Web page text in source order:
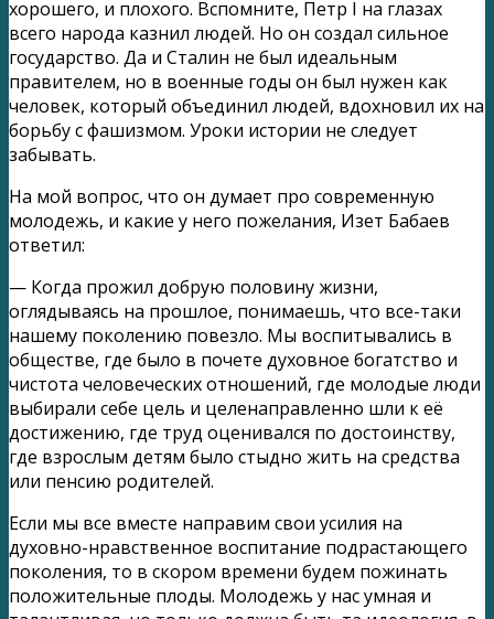
хорошего, и плохого. Вспомните, Петр I на глазах
всего народа казнил людей. Но он создал сильное
государство. Да и Сталин не был идеальным
правителем, но в военные годы он был нужен как
человек, который объединил людей, вдохновил их на
борьбу с фашизмом. Уроки истории не следует
забывать.
На мой вопрос, что он думает про современную
молодежь, и какие у него пожелания, Изет Бабаев
ответил:
— Когда прожил добрую половину жизни,
оглядываясь на прошлое, понимаешь, что все-таки
нашему поколению повезло. Мы воспитывались в
обществе, где было в почете духовное богатство и
чистота человеческих отношений, где молодые люди
выбирали себе цель и целенаправленно шли к её
достижению, где труд оценивался по достоинству,
где взрослым детям было стыдно жить на средства
или пенсию родителей.
Если мы все вместе направим свои усилия на
духовно-нравственное воспитание подрастающего
поколения, то в скором времени будем пожинать
положительные плоды. Молодежь у нас умная и